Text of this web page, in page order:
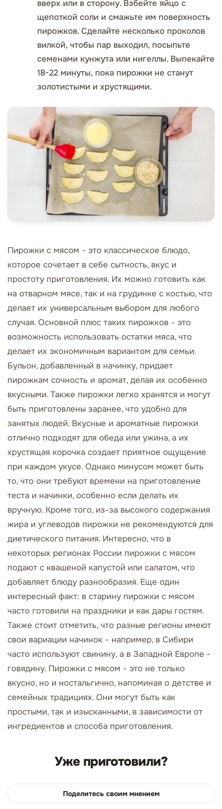
вверх или в сторону. Взбейте яйцо с
щепоткой соли и смажьте им поверхность
пирожков. Сделайте несколько проколов
вилкой, чтобы пар выходил, посыпьте
семенами кунжута или нигеллы. Выпекайте
18-22 минуты, пока пирожки не станут
золотистыми и хрустящими.
Пирожки с мясом - это классическое блюдо,
которое сочетает в себе сытность, вкус и
простоту приготовления. Их можно готовить как
на отварном мясе, так и на грудинке с костью, что
делает их универсальным выбором для любого
случая. Основной плюс таких пирожков - это
возможность использовать остатки мяса, что
делает их экономичным вариантом для семьи.
Бульон, добавленный в начинку, придает
пирожкам сочность и аромат, делая их особенно
вкусными. Также пирожки легко хранятся и могут
быть приготовлены заранее, что удобно для
занятых людей. Вкусные и ароматные пирожки
отлично подходят для обеда или ужина, а их
хрустящая корочка создает приятное ощущение
при каждом укусе. Однако минусом может быть
то, что они требуют времени на приготовление
теста и начинки, особенно если делать их
вручную. Кроме того, из-за высокого содержания
жира и углеводов пирожки не рекомендуются для
диетического питания. Интересно, что в
некоторых регионах России пирожки с мясом
подают с квашеной капустой или салатом, что
добавляет блюду разнообразия. Еще один
интересный факт: в старину пирожки с мясом
часто готовили на праздники и как дары гостям.
Также стоит отметить, что разные регионы имеют
свои вариации начинок - например, в Сибири
часто используют свинину, а в Западной Европе -
говядину. Пирожки с мясом - это не только
вкусно, но и ностальгично, напоминая о детстве и
семейных традициях. Они могут быть как
простыми, так и изысканными, в зависимости от
ингредиентов и способа приготовления.
Уже приготовили?
Поделитесь своим мнением